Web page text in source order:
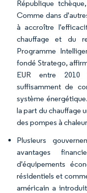
République
Comme dans
à accroître
chauffage et du
Programme
fondé Stratego,
EUR entre 2010
suffisamment de
système
la part du chauffage
des pompes à
Plusieurs
avantages
d'équipements
résidentiels et
américain a